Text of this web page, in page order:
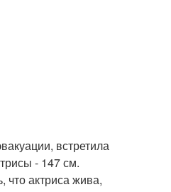
встретила
- 147 см.
что актриса жива,